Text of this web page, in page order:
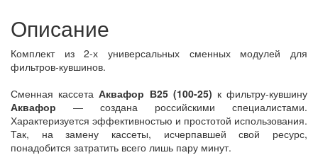
Описание
Комплект из 2-х универсальных сменных модулей для
фильтров-кувшинов.
Сменная кассетаАквафор В25 (100-25) к фильтру-кувшину
Аквафор — создана российскими специалистами.
Характеризуется эффективностью и простотой использования.
Так, на замену кассеты, исчерпавшей свой ресурс,
понадобится затратить всего лишь пару минут.